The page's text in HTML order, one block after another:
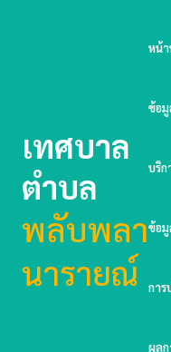
เทศบาล
ตำบล
พลับพลา
นารายณ์
หน้
ข้อ
บริก
ข้อ
การ
ผล